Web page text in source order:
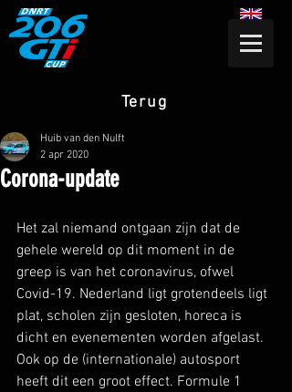
Terug
Corona-update
Huib van den Nulft
2 apr 2020
Het zal niemand ontgaan zijn dat de
gehele wereld op dit moment in de
greep is van het coronavirus, ofwel
Covid-19. Nederland ligt grotendeels ligt
plat, scholen zijn gesloten, horeca is
dicht en evenementen worden afgelast.
Ook op de (internationale) autosport
heeft dit een groot effect. Formule 1